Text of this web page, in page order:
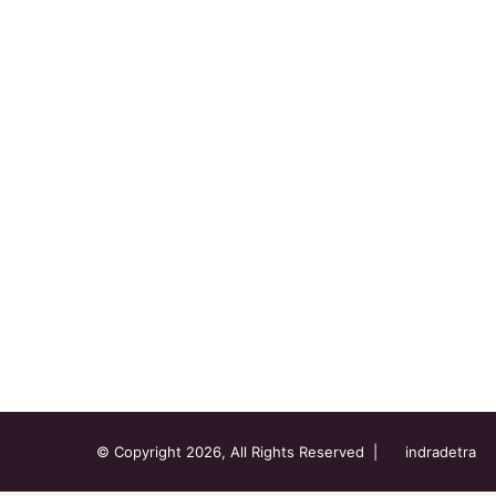
© Copyright 2026, All Rights Reserved | indradetra